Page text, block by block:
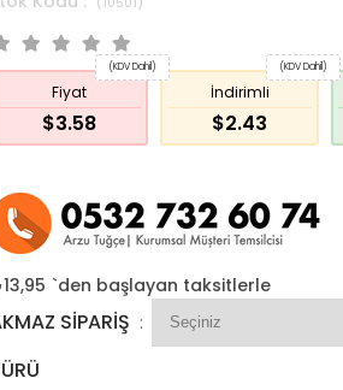
Fiyat
$3.58
(KDV Dahil)
İndirimli
$2.43
(KDV Dahil)
`den başlayan taksitlerle
SIPARIŞ :